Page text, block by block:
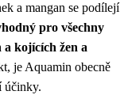
a mangan se podílejí
pro všechny
a kojících žen a
je Aquamin obecně
účinky.